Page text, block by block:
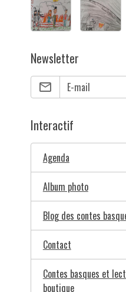
Newsletter
Interactif
Agenda
Album photo
Blog des contes
Contact
Contes basques et
boutique